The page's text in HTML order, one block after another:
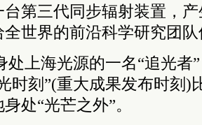
台第三代同步辐射装置，
全世界的前沿科学研究团
处上海光源的一名“追光者
时刻”(重大成果发布时刻)
处“光芒之外”。